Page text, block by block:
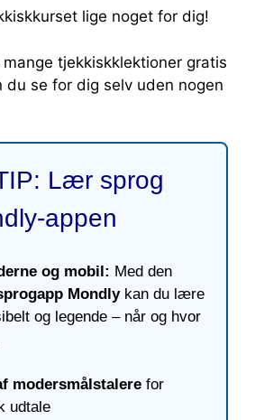
lige noget for dig!
tjekkiskklektioner gratis
du se for dig selv uden nogen
Lær sprog
appen
og mobil: Med den
Mondlykan du lære
og legende – når og hvor
modersmålstalere for
udtale